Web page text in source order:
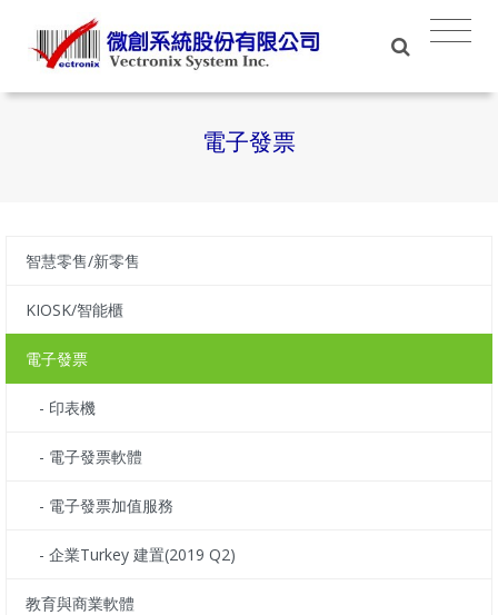
電子發票
智慧零售/新零售
KIOSK/智能櫃
電子發票
- 印表機
- 電子發票軟體
- 電子發票加值服務
- 企業Turkey 建置(2019 Q2)
教育與商業軟體